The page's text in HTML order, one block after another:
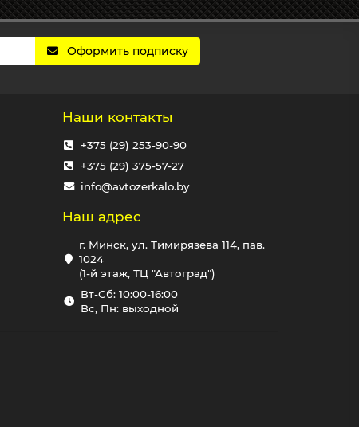
Оформить подписку
Наши контакты
+375 (29) 253-90-90
+375 (29) 375-57-27
info@avtozerkalo.by
Наш адрес
г. Минск, ул. Тимирязева 114, пав.
1024
(1-й этаж, ТЦ "Автоград")
Вт-Сб: 10:00-16:00
Вс, Пн: выходной